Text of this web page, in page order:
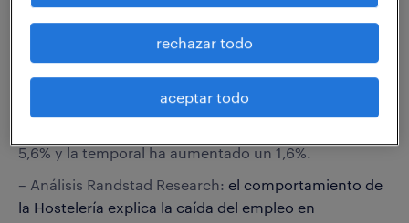
interanual del desempleo hasta un 1,68%. En un año
el paro ha bajado en 54.683 personas.
– La contrataciónha descendido en noviembre, tanto
en términos mensuales como interanuales, en las dos
modalidades, indefinida y temporal. En los 11 meses
5,6% y la temporal ha aumentado un 1,6%.
– Análisis Randstad Research: el comportamiento de
la Hostelería explica la caída del empleo en
rechazar todo
aceptar todo